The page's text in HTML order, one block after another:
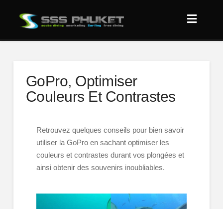
GoPro, Optimiser
Couleurs Et Contrastes
Retrouvez quelques conseils pour bien savoir
utiliser la GoPro en sachant optimiser les
couleurs et contrastes durant vos plongées et
ainsi obtenir des souvenirs inoubliables.